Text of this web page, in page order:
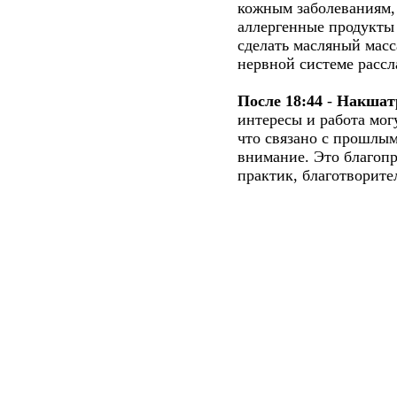
кожным
аллергенные
сделать масляный
нервной системе
После 18:44-
интересы и работа
что связано с
внимание. Это
практик,